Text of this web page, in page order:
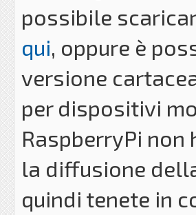
possibile
qui, oppure è
versione
per dispositivi
RaspberryPi non
la diffusione
quindi tenete in